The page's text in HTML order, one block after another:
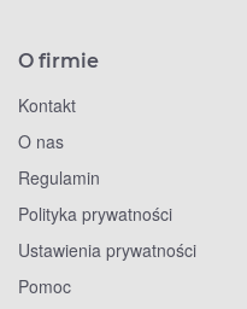
O firmie
Kontakt
O nas
Regulamin
Polityka prywatności
Ustawienia prywatności
Pomoc